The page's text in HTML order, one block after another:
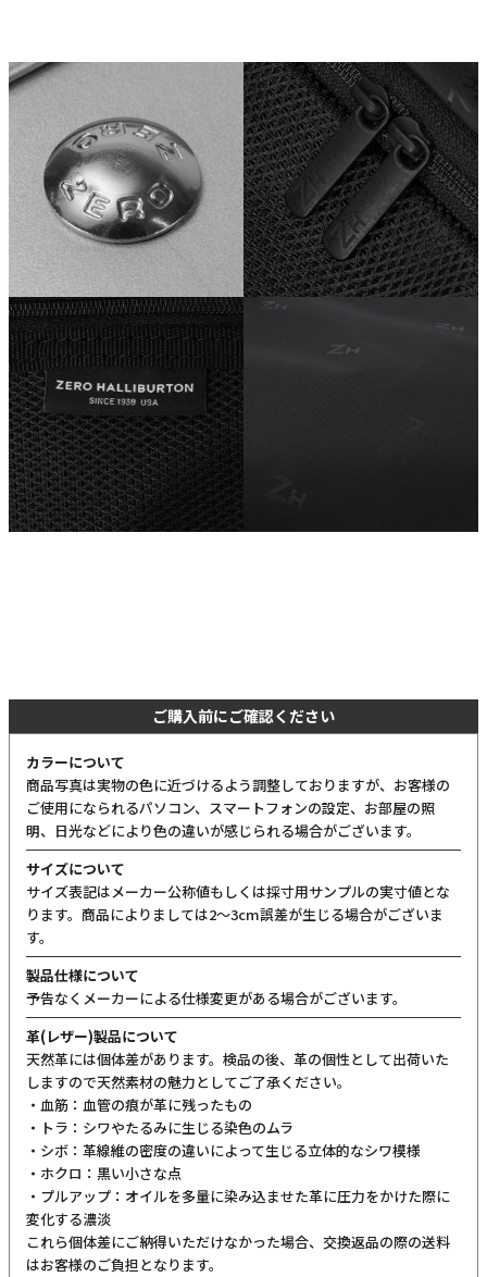
ご購入前にご確認ください
カラーについて
商品写真は実物の色に近づけるよう調整しておりますが、お客様の
ご使用になられるパソコン、スマートフォンの設定、お部屋の照
明、日光などにより色の違いが感じられる場合がございます。
サイズについて
サイズ表記はメーカー公称値もしくは採寸用サンプルの実寸値とな
ります。商品によりましては2〜3cm誤差が生じる場合がございま
す。
製品仕様について
予告なくメーカーによる仕様変更がある場合がございます。
革(レザー)製品について
天然革には個体差があります。検品の後、革の個性として出荷いた
しますので天然素材の魅力としてご了承ください。
・血筋：血管の痕が革に残ったもの
・トラ：シワやたるみに生じる染色のムラ
・シボ：革線維の密度の違いによって生じる立体的なシワ模様
・ホクロ：黒い小さな点
・プルアップ：オイルを多量に染み込ませた革に圧力をかけた際に
変化する濃淡
これら個体差にご納得いただけなかった場合、交換返品の際の送料
はお客様のご負担となります。